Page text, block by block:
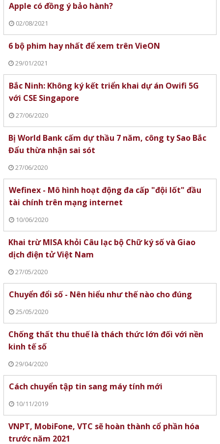
Apple có đồng ý bảo hành?
02/08/2021
6 bộ phim hay nhất để xem trên VieON
29/01/2021
Bắc Ninh: Không ký kết triển khai dự án Owifi 5G
với CSE Singapore
27/06/2020
Bị World Bank cấm dự thầu 7 năm, công ty Sao Bắc
Đẩu thừa nhận sai sót
27/06/2020
Wefinex - Mô hình hoạt động đa cấp "đội lốt" đầu
tài chính trên mạng internet
10/06/2020
Khai trừ MISA khỏi Câu lạc bộ Chữ ký số và Giao
dịch điện tử Việt Nam
27/05/2020
Chuyển đổi số - Nên hiểu như thế nào cho đúng
25/05/2020
Chống thất thu thuế là thách thức lớn đối với nền
kinh tế số
29/04/2020
Cách chuyển tập tin sang máy tính mới
10/11/2019
VNPT, MobiFone, VTC sẽ hoàn thành cổ phần hóa
trước năm 2021